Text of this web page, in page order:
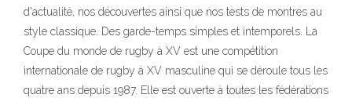
d'actualité, nos découvertes ainsi que nos tests de montres au
style classique. Des garde-temps simples et intemporels. La
Coupe du monde de rugby à XV est une compétition
internationale de rugby à XV masculine qui se déroule tous les
quatre ans depuis 1987. Elle est ouverte à toutes les fédérations